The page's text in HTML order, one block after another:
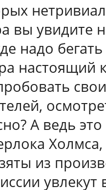
вы увидите
надо
настоящий
А ведь
Холмса,
из
увлекут